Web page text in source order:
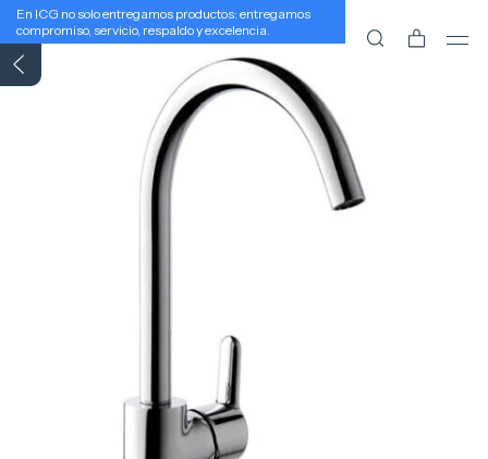
En ICG no solo entregamos productos: entregamos
compromiso, servicio, respaldo y excelencia.